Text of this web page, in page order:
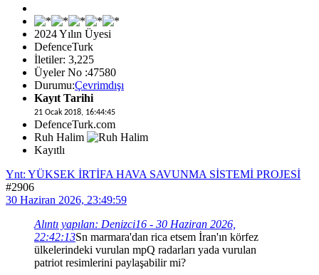
2024 Yılın Üyesi
DefenceTurk
İletiler: 3,225
Üyeler No :47580
Durumu:Çevrimdışı
Kayıt Tarihi
21 Ocak 2018, 16:44:45
DefenceTurk.com
Ruh Halim
Kayıtlı
Ynt: YÜKSEK İRTİFA HAVA SAVUNMA SİSTEMİ PROJESİ
#2906
30 Haziran 2026, 23:49:59
Alıntı yapılan: Denizci16 - 30 Haziran 2026,
22:42:13Sn marmara'dan rica etsem İran'ın körfez
ülkelerindeki vurulan mpQ radarları yada vurulan
patriot resimlerini paylaşabilir mi?